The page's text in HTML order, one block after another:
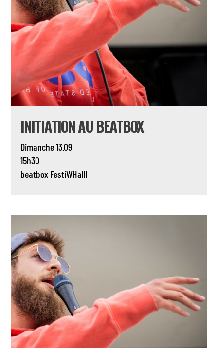
INITIATION AU BEATBOX
Dimanche 13.09
15h30
beatbox FestiWHalll